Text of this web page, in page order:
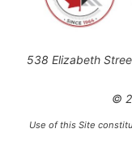
538 Elizabeth
©
Use of this Site